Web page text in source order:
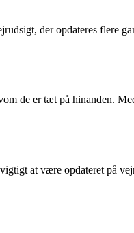
der opdateres flere
de er tæt på hinanden.
at være opdateret på